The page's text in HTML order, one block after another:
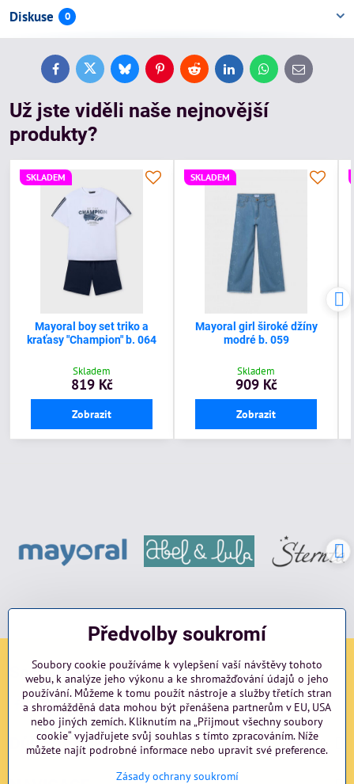
Diskuse 0
FacebookTwitterBlueskyPinterestReddit LinkedInWhatsApp
E-
mail
Už jste viděli naše nejnovější
produkty?
SKLADEM
Mayoral boy set triko a
kraťasy "Champion" b. 064
Skladem
819 Kč
Zobrazit
SKLADEM
Mayoral girl široké džíny
modré b. 059
Skladem
909 Kč
Zobrazit
Sociální sítě
Facebook Instagram blog
Důležité odkazy
Předvolby soukromí
Soubory cookie používáme k vylepšení vaší návštěvy tohoto
webu, k analýze jeho výkonu a ke shromažďování údajů o jeho
používání. Můžeme k tomu použít nástroje a služby třetích stran
a shromážděná data mohou být přenášena partnerům v EU, USA
nebo jiných zemích. Kliknutím na „Přijmout všechny soubory
cookie“ vyjadřujete svůj souhlas s tímto zpracováním. Níže
můžete najít podrobné informace nebo upravit své preference.
Zásady ochrany soukromí